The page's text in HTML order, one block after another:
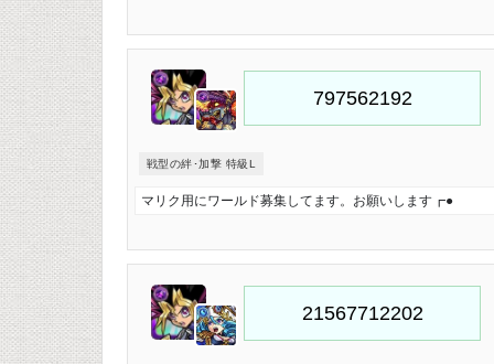
戦型の絆･加撃 特級L
マリク用にワールド募集してます。お願いします┏●